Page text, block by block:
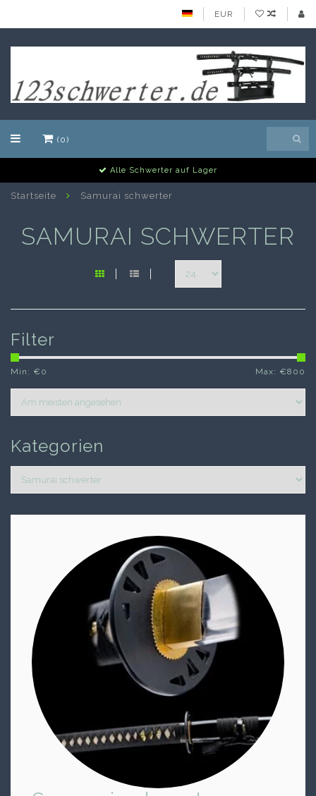
EUR
(0)
Alle Schwerter auf Lager
Startseite Samurai schwerter
SAMURAI SCHWERTER
Filter
Min: €0 Max: €800
Kategorien